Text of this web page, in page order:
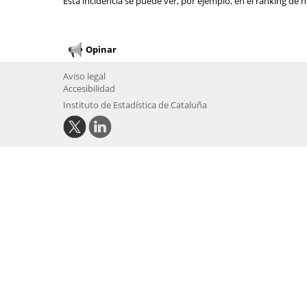
Opinar
Aviso legal
Accesibilidad
Instituto de Estadística de Cataluña